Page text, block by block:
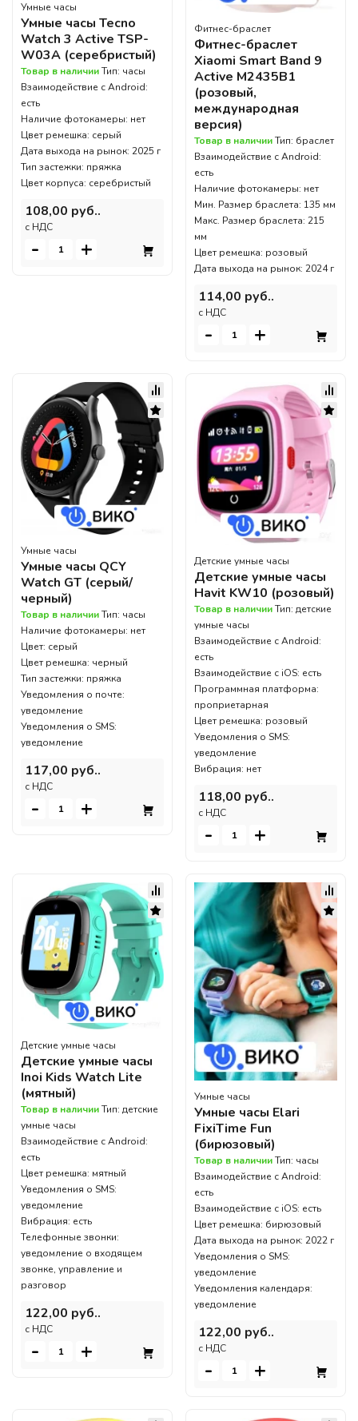
Умные часы
Умные часы Tecno
Watch 3 Active TSP-
W03A (серебристый)
Товар в наличииТип: часы
Взаимодействие с Android:
есть
Наличие фотокамеры: нет
Цвет ремешка: серый
Дата выхода на рынок: 2025 г
Тип застежки: пряжка
Цвет корпуса: серебристый
108,00 руб..
c НДС
- +
Фитнес-браслет
Фитнес-браслет
Xiaomi Smart Band 9
Active M2435B1
(розовый,
международная
версия)
Товар в наличииТип: браслет
Взаимодействие с Android:
есть
Наличие фотокамеры: нет
Мин. Размер браслета: 135 мм
Макс. Размер браслета: 215
мм
Цвет ремешка: розовый
Дата выхода на рынок: 2024 г
114,00 руб..
c НДС
- +
Умные часы
Умные часы QCY
Watch GT (серый/
черный)
Товар в наличииТип: часы
Наличие фотокамеры: нет
Цвет: серый
Цвет ремешка: черный
Тип застежки: пряжка
Уведомления о почте:
уведомление
Уведомления о SMS:
уведомление
117,00 руб..
c НДС
- +
Детские умные часы
Детские умные часы
Havit KW10 (розовый)
Товар в наличииТип: детские
умные часы
Взаимодействие с Android:
есть
Взаимодействие с iOS: есть
Программная платформа:
проприетарная
Цвет ремешка: розовый
Уведомления о SMS:
уведомление
Вибрация: нет
118,00 руб..
c НДС
- +
Детские умные часы
Детские умные часы
Inoi Kids Watch Lite
(мятный)
Товар в наличииТип: детские
умные часы
Взаимодействие с Android:
есть
Цвет ремешка: мятный
Уведомления о SMS:
уведомление
Вибрация: есть
Телефонные звонки:
уведомление о входящем
звонке, управление и
разговор
122,00 руб..
c НДС
- +
Умные часы
Умные часы Elari
FixiTime Fun
(бирюзовый)
Товар в наличииТип: часы
Взаимодействие с Android:
есть
Взаимодействие с iOS: есть
Цвет ремешка: бирюзовый
Дата выхода на рынок: 2022 г
Уведомления о SMS:
уведомление
Уведомления календаря:
уведомление
122,00 руб..
c НДС
- +